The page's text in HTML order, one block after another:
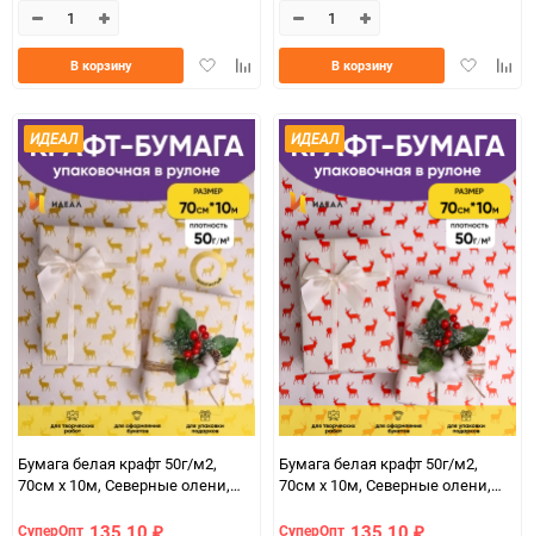
ДобавитьДобавить
В корзину
Добавить
В корзину
ИДЕАЛ
Бумага белая крафт 50г/м2,
70см x 10м, Северные олени,
СуперОпт 135,10 ₽
ИДЕАЛ
Бумага белая крафт 50г/м2,
70см x 10м, Северные олени,
СуперОпт 135,10 ₽